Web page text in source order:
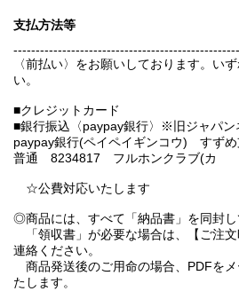
支払方法等
〈前払い〉をお願いしております。い
い。
■クレジットカード
■銀行振込〈paypay銀行〉※旧ジャパン
paypay銀行(ペイペイギンコウ) すずめ
普通 8234817 フルホンクラブ(カ
☆公費対応いたします
◎商品には、すべて「納品書」を同封し
「領収書」が必要な場合は、【ご注
連絡ください。
商品発送後のご用命の場合、PDFを
たします。